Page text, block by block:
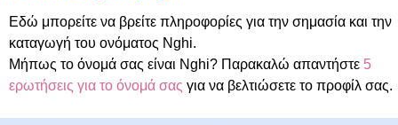
Εδώ μπορείτε να βρείτε πληροφορίες για την σημασία και την
καταγωγή του ονόματος Nghi.
Μήπως το όνομά σας είναι Nghi? Παρακαλώ απαντήστε 5
ερωτήσεις για το όνομά σας για να βελτιώσετε το προφίλ σας.